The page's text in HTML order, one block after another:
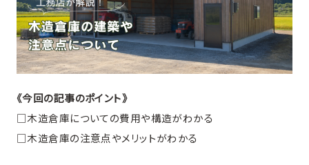
《今回の記事のポイント》
□木造倉庫についての費用や構造がわかる
□木造倉庫の注意点やメリットがわかる